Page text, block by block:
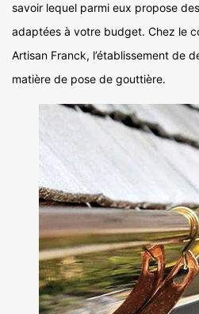
savoir lequel parmi eux propose
adaptées à votre budget. Chez le
Artisan Franck, l’établissement de
matière de pose de gouttière.